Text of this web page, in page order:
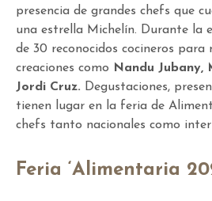
presencia de grandes chefs que
una estrella Michelín. Durante la
de 30 reconocidos cocineros para
creaciones como Nandu Jubany,
Jordi Cruz. Degustaciones,
tienen lugar en la feria de
chefs tanto nacionales como
Feria ‘Alimentaria